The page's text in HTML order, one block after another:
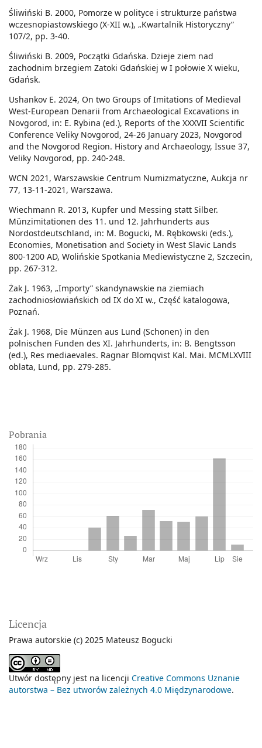
Pobrania
Śliwiński B. 2000, Pomorze w polityce i strukturze państwa
wczesnopiastowskiego (X-XII w.), „Kwartalnik Historyczny”
107/2, pp. 3-40.
Śliwiński B. 2009, Początki Gdańska. Dzieje ziem nad
zachodnim brzegiem Zatoki Gdańskiej w I połowie X wieku,
Gdańsk.
Ushankov E. 2024, On two Groups of Imitations of Medieval
West-European Denarii from Archaeological Excavations in
Novgorod, in: E. Rybina (ed.), Reports of the XXXVII Scientific
Conference Veliky Novgorod, 24-26 January 2023, Novgorod
and the Novgorod Region. History and Archaeology, Issue 37,
Veliky Novgorod, pp. 240-248.
WCN 2021, Warszawskie Centrum Numizmatyczne, Aukcja nr
77, 13-11-2021, Warszawa.
Wiechmann R. 2013, Kupfer und Messing statt Silber.
Münzimitationen des 11. und 12. Jahrhunderts aus
Nordostdeutschland, in: M. Bogucki, M. Rębkowski (eds.),
Economies, Monetisation and Society in West Slavic Lands
800-1200 AD, Wolińskie Spotkania Mediewistyczne 2, Szczecin,
pp. 267-312.
Żak J. 1963, „Importy” skandynawskie na ziemiach
zachodniosłowiańskich od IX do XI w., Część katalogowa,
Poznań.
Żak J. 1968, Die Münzen aus Lund (Schonen) in den
polnischen Funden des XI. Jahrhunderts, in: B. Bengtsson
(ed.), Res mediaevales. Ragnar Blomqvist Kal. Mai. MCMLXVIII
oblata, Lund, pp. 279-285.
Licencja
Prawa autorskie (c) 2025 Mateusz Bogucki
Utwór dostępny jest na licencji Creative Commons Uznanie
autorstwa – Bez utworów zależnych 4.0 Międzynarodowe.